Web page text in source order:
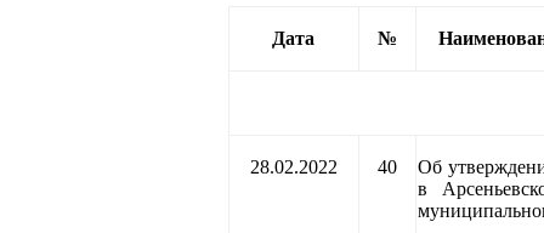
Дата №
28.02.2022 40
Об
в